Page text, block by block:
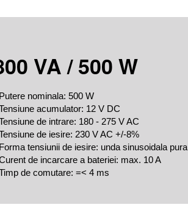
VA / 500 W
nominala: 500 W
acumulator: 12 V DC
de intrare: 180 - 275 V AC
de iesire: 230 V AC +/-8%
tensiunii de iesire: unda sinusoidala pura
de incarcare a bateriei: max. 10 A
de comutare: =< 4 ms